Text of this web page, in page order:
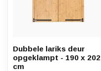
Dubbele lariks deur
opgeklampt - 190 x 202
cm